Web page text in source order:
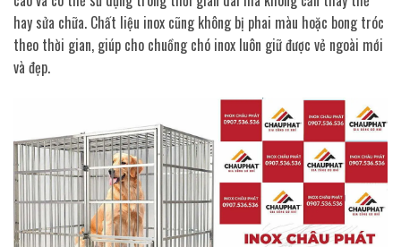
hay sửa chữa. Chất liệu inox cũng không bị phai màu hoặc bong tróc
theo thời gian, giúp cho chuồng chó inox luôn giữ được vẻ ngoài mới
và đẹp.